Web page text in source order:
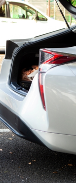
プス
「CarPlay
携。ナビア
快適に。